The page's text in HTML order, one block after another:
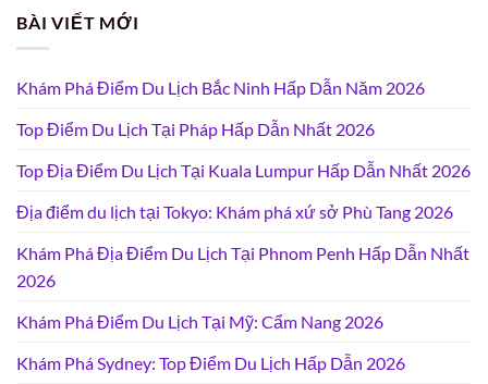
BÀI VIẾT MỚI
Khám Phá Điểm Du Lịch Bắc Ninh Hấp Dẫn Năm 2026
Top Điểm Du Lịch Tại Pháp Hấp Dẫn Nhất 2026
Top Địa Điểm Du Lịch Tại Kuala Lumpur Hấp Dẫn Nhất 2026
Địa điểm du lịch tại Tokyo: Khám phá xứ sở Phù Tang 2026
Khám Phá Địa Điểm Du Lịch Tại Phnom Penh Hấp Dẫn Nhất
2026
Khám Phá Điểm Du Lịch Tại Mỹ: Cẩm Nang 2026
Khám Phá Sydney: Top Điểm Du Lịch Hấp Dẫn 2026